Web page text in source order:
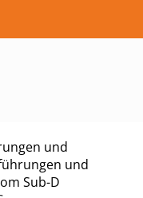
und
und
Sub-D